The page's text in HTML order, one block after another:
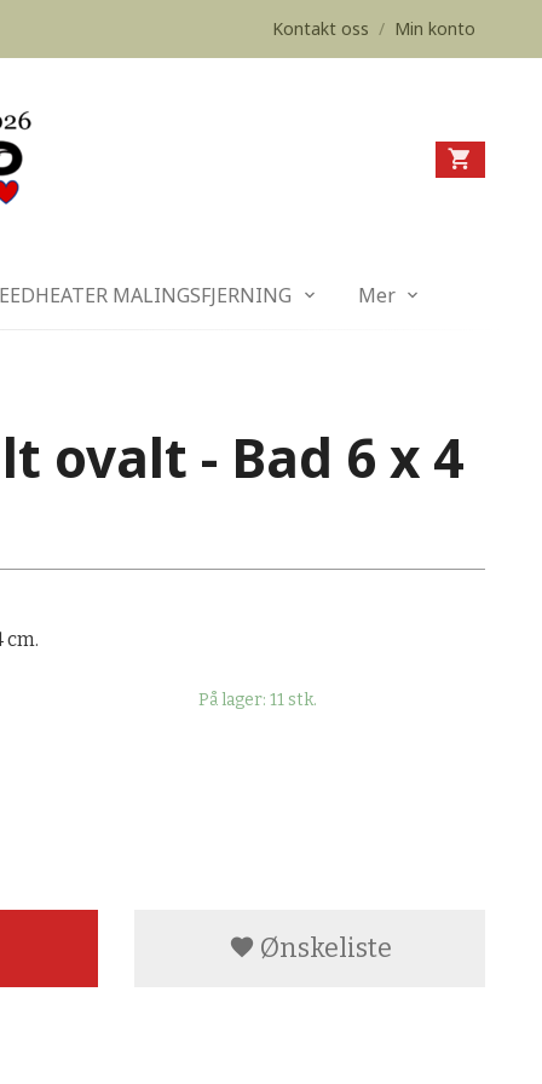
Kontakt oss / Min konto
MALINGSFJERNING Mer
ovalt - Bad 6 x 4
cm.
På lager: 11 stk.
Ønskeliste